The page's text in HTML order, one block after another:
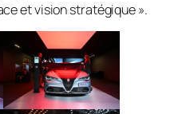
et vision stratégique ».